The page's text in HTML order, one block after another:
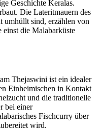
Geschichte Keralas.
Die Lateritmauern des
umhüllt sind, erzählen von
einst die Malabarküste
Thejaswini ist ein idealer
Einheimischen in Kontakt
und die traditionelle
bei einer
Fischcurry über
wird.